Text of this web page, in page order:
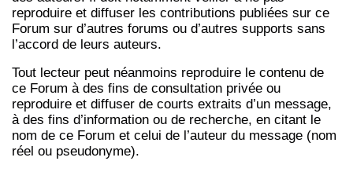
reproduire et diffuser les contributions publiées sur ce
Forum sur d’autres forums ou d’autres supports sans
l’accord de leurs auteurs.
Tout lecteur peut néanmoins reproduire le contenu de
ce Forum à des fins de consultation privée ou
reproduire et diffuser de courts extraits d’un message,
à des fins d’information ou de recherche, en citant le
nom de ce Forum et celui de l’auteur du message (nom
réel ou pseudonyme).